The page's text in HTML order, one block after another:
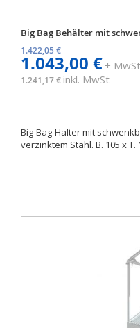
Big Bag Behälter mit
1.422,05 €
1.043,00 €+ MwSt
1.241,17 € inkl. MwSt
Big-Bag-Halter mit
verzinktem Stahl. B. 105 x T.